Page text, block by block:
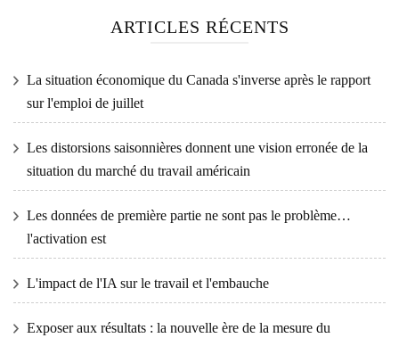
ARTICLES RÉCENTS
La situation économique du Canada s'inverse après le rapport
sur l'emploi de juillet
Les distorsions saisonnières donnent une vision erronée de la
situation du marché du travail américain
Les données de première partie ne sont pas le problème…
l'activation est
L'impact de l'IA sur le travail et l'embauche
Exposer aux résultats : la nouvelle ère de la mesure du